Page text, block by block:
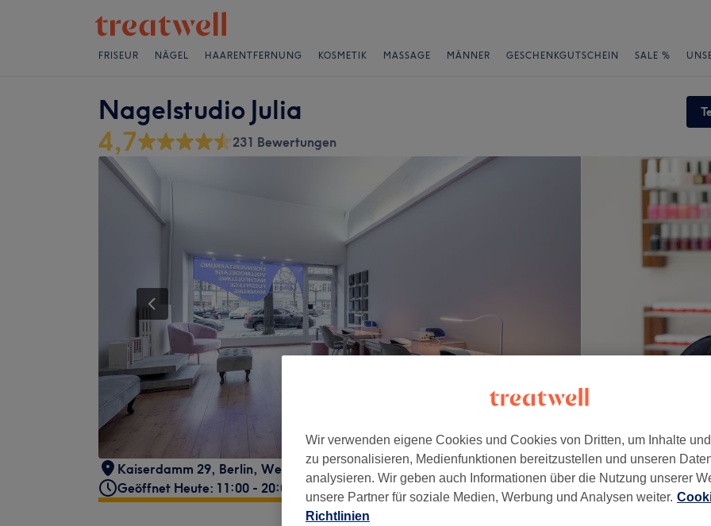
FRISEUR NÄGEL HAARENTFERNUNG KOSMETIK MASSAGE MÄNNER GESCHENKGUTSCHEIN SALE %
Nagelstudio Julia
4,7 231 Bewertungen
Kaiserdamm 29, Berlin, Westend, 14057
Geöffnet Heute: 11:00 - 20:00
Wir verwenden eigene Cookies und Cookies von Dritten, um Inhalte
zu personalisieren, Medienfunktionen bereitzustellen und unseren
analysieren. Wir geben auch Informationen über die Nutzung unserer
unsere Partner für soziale Medien, Werbung und Analysen weiter.
Richtlinien